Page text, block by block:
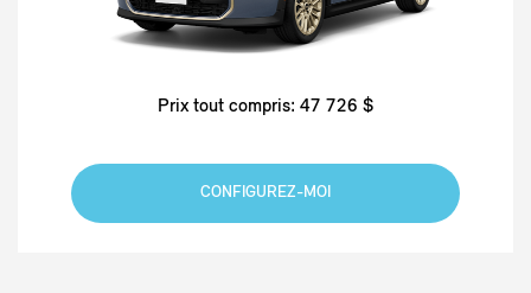
Prix tout compris: 47 726 $
CONFIGUREZ-MOI